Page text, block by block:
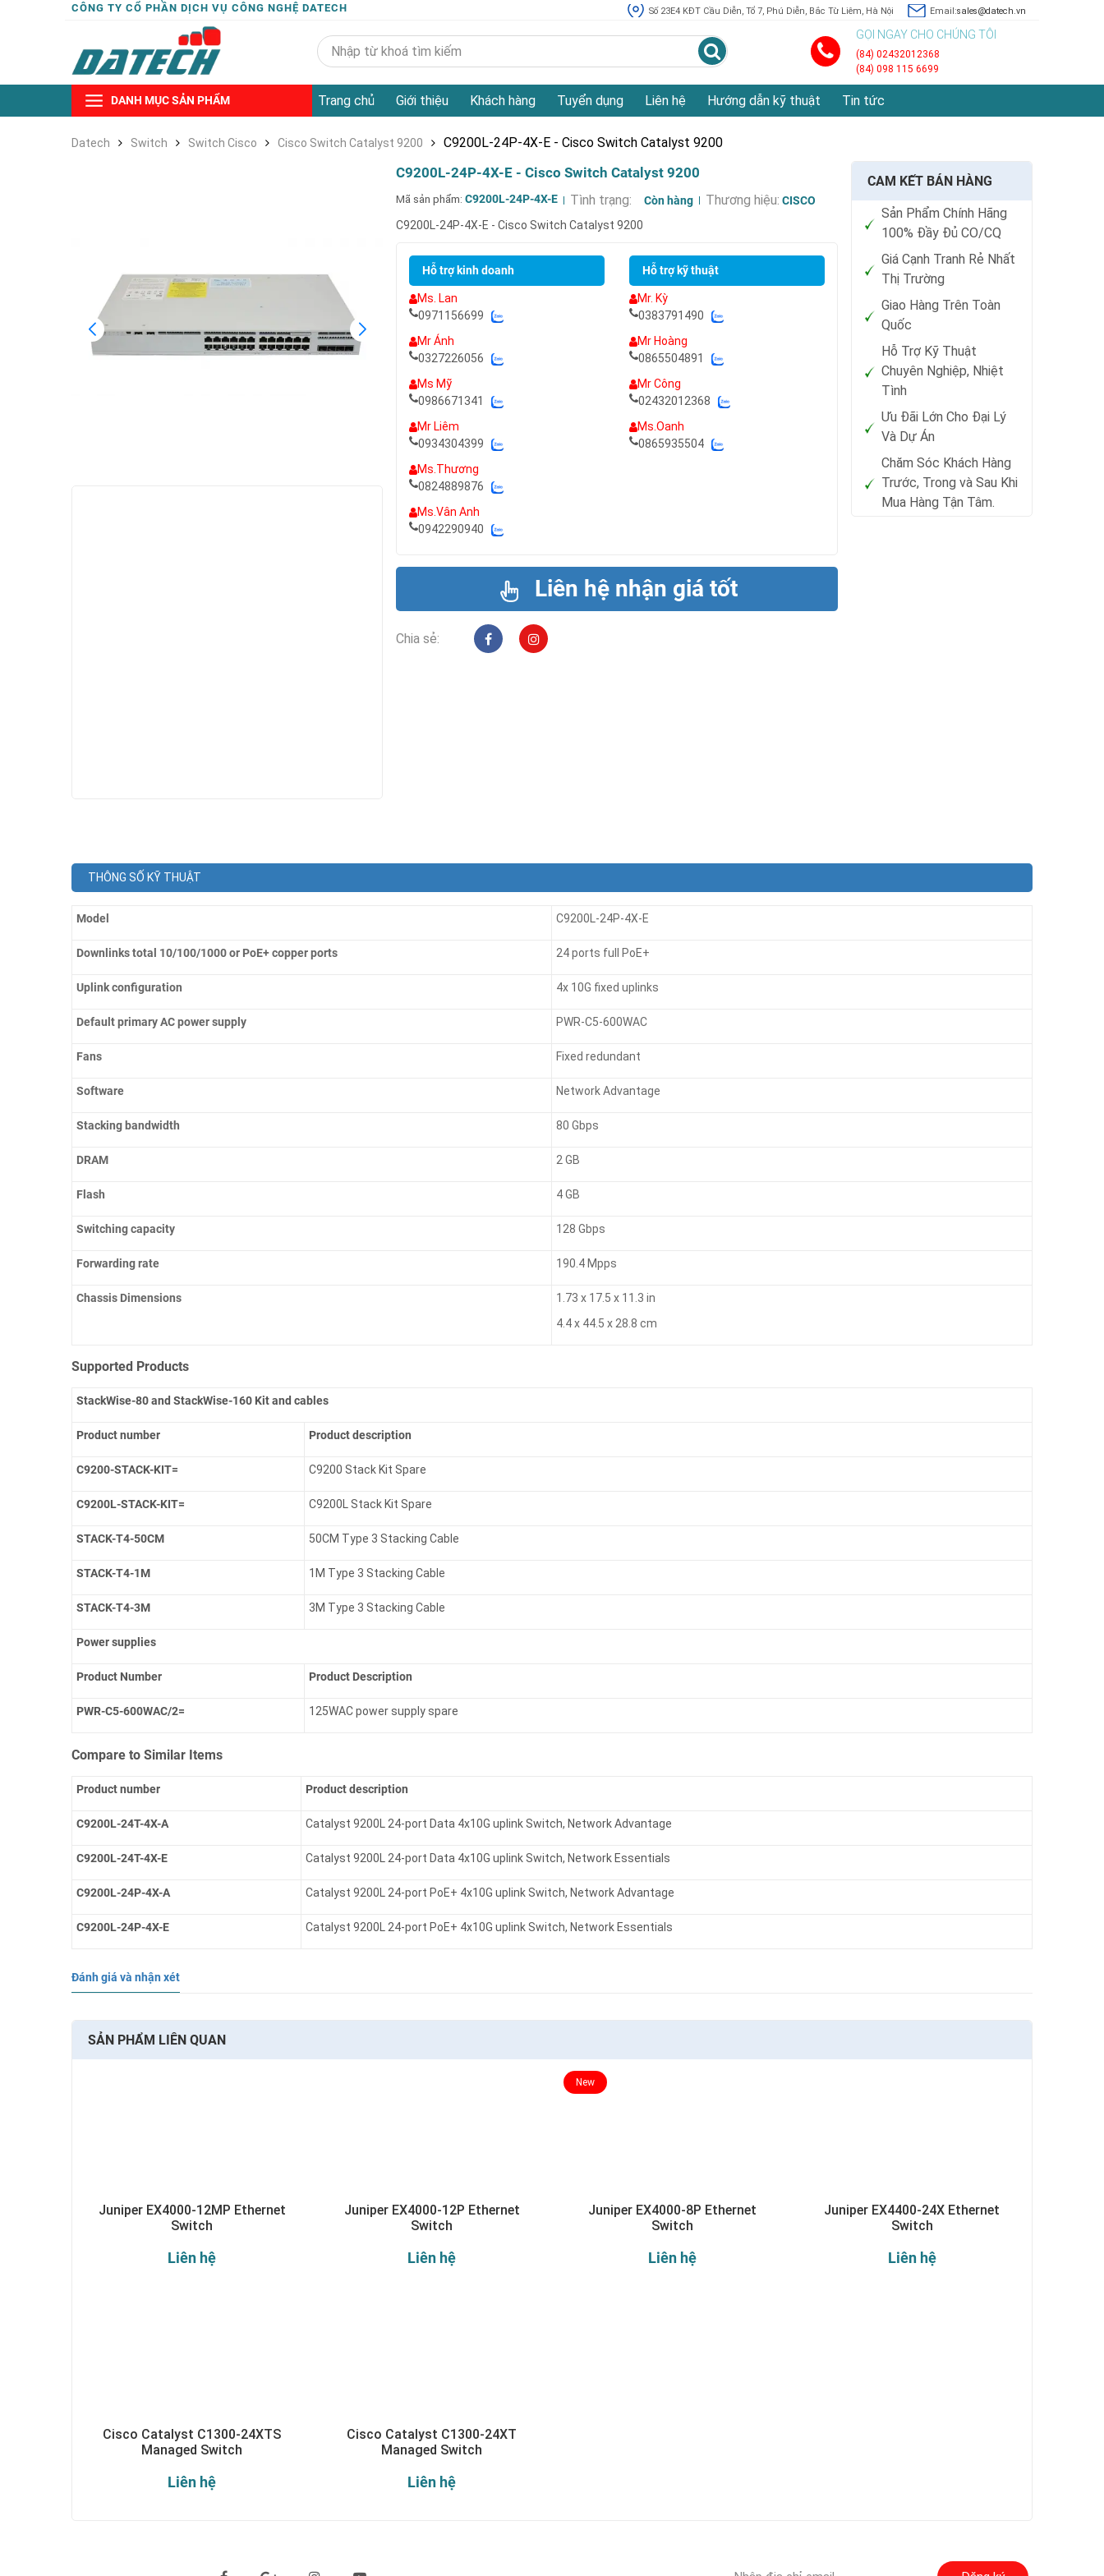
CÔNG TY CỔ PHẦN DỊCH VỤ CÔNG NGHỆ DATECH Số 23E4 KĐT Cầu Diễn, Tổ 7, Phú Diễn, Bắc Từ Liêm, Hà Nội Email:sales@datech.vn
GỌI NGAY CHO CHÚNG TÔI
(84) 02432012368
(84) 098 115 6699
DANH MỤC SẢN PHẨM Trang chủ Giới thiệu Khách hàng Tuyển dụng Liên hệ Hướng dẫn kỹ thuật Tin tức
Datech Switch Switch Cisco Cisco Switch Catalyst 9200 C9200L-24P-4X-E - Cisco Switch Catalyst 9200
C9200L-24P-4X-E - Cisco Switch Catalyst 9200
Mã sản phẩm:C9200L-24P-4X-E Tình trạng: Còn hàng Thương hiệu: CISCO
C9200L-24P-4X-E - Cisco Switch Catalyst 9200
Hỗ trợ kinh doanh
Ms. Lan
0971156699
Mr Ánh
0327226056
Ms Mỹ
0986671341
Mr Liêm
0934304399
Ms.Thương
0824889876
Ms.Vân Anh
0942290940
Hỗ trợ kỹ thuật
Mr. Kỳ
0383791490
Mr Hoàng
0865504891
Mr Công
02432012368
Ms.Oanh
0865935504
Liên hệ nhận giá tốt
Chia sẻ:
CAM KẾT BÁN HÀNG
Sản Phẩm Chính Hãng
100% Đầy Đủ CO/CQ
Giá Cạnh Tranh Rẻ Nhất
Thị Trường
Giao Hàng Trên Toàn
Quốc
Hỗ Trợ Kỹ Thuật
Chuyên Nghiệp, Nhiệt
Tình
Ưu Đãi Lớn Cho Đại Lý
Và Dự Án
Chăm Sóc Khách Hàng
Trước, Trong và Sau Khi
Mua Hàng Tận Tâm.
THÔNG SỐ KỸ THUẬT
Model C9200L-24P-4X-E
Downlinks total 10/100/1000 or PoE+ copper ports 24 ports full PoE+
Uplink configuration 4x 10G fixed uplinks
Default primary AC power supply PWR-C5-600WAC
Fans Fixed redundant
Software Network Advantage
Stacking bandwidth 80 Gbps
DRAM 2 GB
Flash 4 GB
Switching capacity 128 Gbps
Forwarding rate 190.4 Mpps
Chassis Dimensions
1.73 x 17.5 x 11.3 in
4.4 x 44.5 x 28.8 cm
Supported Products
StackWise-80 and StackWise-160 Kit and cables
Product number Product description
C9200-STACK-KIT= C9200 Stack Kit Spare
C9200L-STACK-KIT= C9200L Stack Kit Spare
STACK-T4-50CM 50CM Type 3 Stacking Cable
STACK-T4-1M 1M Type 3 Stacking Cable
STACK-T4-3M 3M Type 3 Stacking Cable
Power supplies
Product Number Product Description
PWR-C5-600WAC/2= 125WAC power supply spare
Compare to Similar Items
Product number Product description
C9200L-24T-4X-A Catalyst 9200L 24-port Data 4x10G uplink Switch, Network Advantage
C9200L-24T-4X-E Catalyst 9200L 24-port Data 4x10G uplink Switch, Network Essentials
C9200L-24P-4X-A Catalyst 9200L 24-port PoE+ 4x10G uplink Switch, Network Advantage
C9200L-24P-4X-E Catalyst 9200L 24-port PoE+ 4x10G uplink Switch, Network Essentials
Đánh giá và nhận xét
SẢN PHẨM LIÊN QUAN
Juniper EX4000-12MP Ethernet
Switch
Liên hệ
Juniper EX4000-12P Ethernet
Switch
Liên hệ
Juniper EX4000-8P Ethernet
Switch
Liên hệ
New
Juniper EX4400-24X Ethernet
Switch
Liên hệ
Cisco Catalyst C1300-24XTS
Managed Switch
Liên hệ
Cisco Catalyst C1300-24XT
Managed Switch
Liên hệ